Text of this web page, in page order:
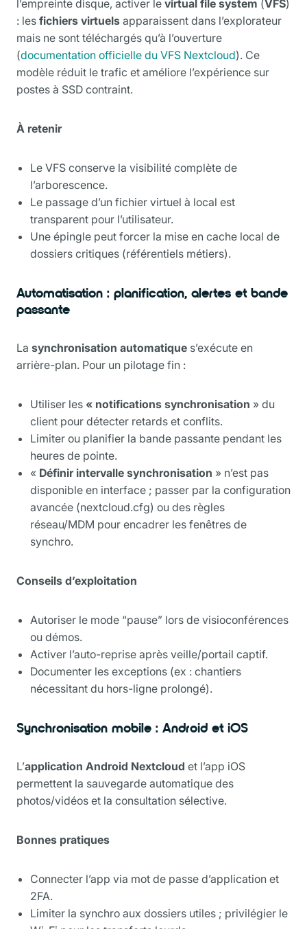
l’empreinte disque, activer le virtual file system (VFS)
: les fichiers virtuels apparaissent dans l’explorateur
mais ne sont téléchargés qu’à l’ouverture
(documentation officielle du VFS Nextcloud). Ce
modèle réduit le trafic et améliore l’expérience sur
postes à SSD contraint.
À retenir
Le VFS conserve la visibilité complète de
l’arborescence.
Le passage d’un fichier virtuel à local est
transparent pour l’utilisateur.
Une épingle peut forcer la mise en cache local de
dossiers critiques (référentiels métiers).
Automatisation : planification, alertes et bande
passante
La synchronisation automatique s’exécute en
arrière-plan. Pour un pilotage fin :
Utiliser les « notifications synchronisation » du
client pour détecter retards et conflits.
Limiter ou planifier la bande passante pendant les
heures de pointe.
« Définir intervalle synchronisation » n’est pas
disponible en interface ; passer par la configuration
avancée (nextcloud.cfg) ou des règles
réseau/MDM pour encadrer les fenêtres de
synchro.
Conseils d’exploitation
Autoriser le mode “pause” lors de visioconférences
ou démos.
Activer l’auto-reprise après veille/portail captif.
Documenter les exceptions (ex : chantiers
nécessitant du hors-ligne prolongé).
Synchronisation mobile : Android et iOS
L’application Android Nextcloud et l’app iOS
permettent la sauvegarde automatique des
photos/vidéos et la consultation sélective.
Bonnes pratiques
Connecter l’app via mot de passe d’application et
2FA.
Limiter la synchro aux dossiers utiles ; privilégier le